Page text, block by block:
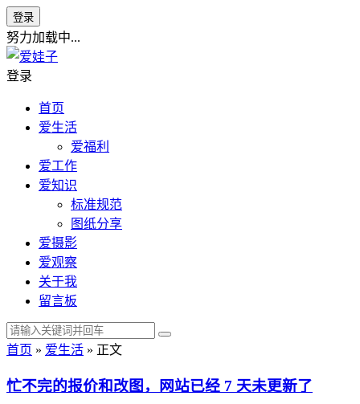
登录
努力加载中...
登录
首页
爱生活
爱福利
爱工作
爱知识
标准规范
图纸分享
爱摄影
爱观察
关于我
留言板
首页 » 爱生活 » 正文
忙不完的报价和改图，网站已经 7 天未更新了